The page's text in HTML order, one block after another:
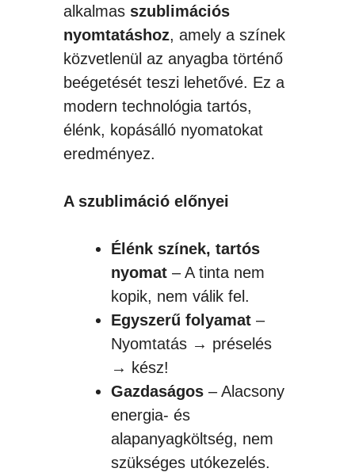
alkalmas szublimációs
nyomtatáshoz, amely a színek
közvetlenül az anyagba történő
beégetését teszi lehetővé. Ez a
modern technológia tartós,
élénk, kopásálló nyomatokat
eredményez.
A szublimáció előnyei
Élénk színek, tartós
nyomat – A tinta nem
kopik, nem válik fel.
Egyszerű folyamat –
Nyomtatás → préselés
→ kész!
Gazdaságos – Alacsony
energia- és
alapanyagköltség, nem
szükséges utókezelés.